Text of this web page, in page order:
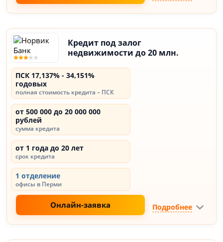
Кредит под залог
недвижимости до 20 млн.
ПСК 17,137% - 34,151%
годовых
полная стоимость кредита – ПСК
от 500 000 до 20 000 000
рублей
сумма кредита
от 1 года до 20 лет
срок кредита
1 отделение
офисы в Перми
Онлайн-заявка Подробнее